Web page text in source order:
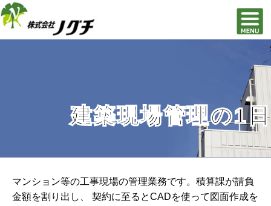
建築現場管理の1日
マンション等の工事現場の管理業務です。積算課が請負
金額を割り出し、 契約に至るとCADを使って図面作成を